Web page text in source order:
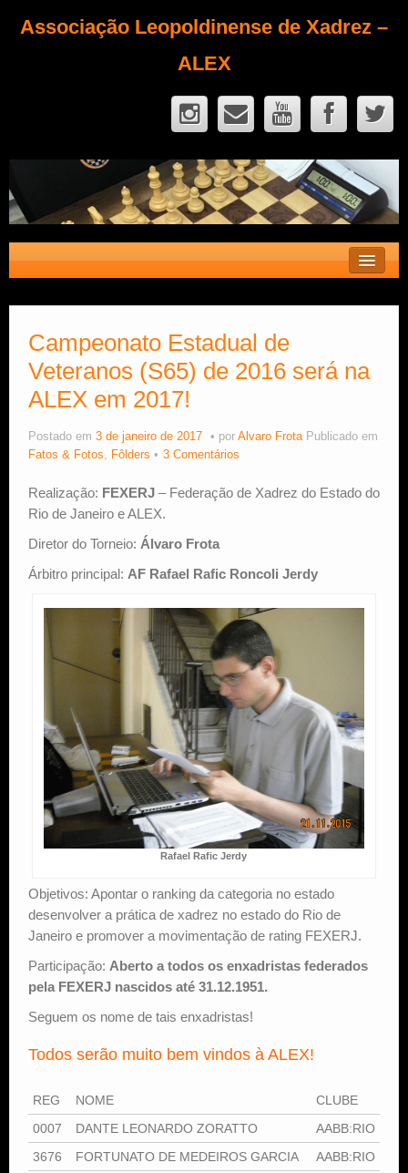
Associação Leopoldinense de Xadrez –
ALEX
Fique Sócio
Quem Somos?
Calendário
Estude Xadrez
Campeonato Estadual de
Veteranos (S65) de 2016 será na
ALEX em 2017!
Postado em 3 de janeiro de 2017 por Alvaro Frota Publicado em
Fatos & Fotos, Fôlders 3 Comentários
Realização: FEXERJ – Federação de Xadrez do Estado do
Rio de Janeiro e ALEX.
Diretor do Torneio: Álvaro Frota
Árbitro principal: AF Rafael Rafic Roncoli Jerdy
Rafael Rafic Jerdy
Objetivos: Apontar o ranking da categoria no estado
desenvolver a prática de xadrez no estado do Rio de
Janeiro e promover a movimentação de rating FEXERJ.
Participação: Aberto a todos os enxadristas federados
pela FEXERJ nascidos até 31.12.1951.
Seguem os nome de tais enxadristas!
Todos serão muito bem vindos à ALEX!
REG NOME
CLUBE
0007
DANTE LEONARDO ZORATTO
AABB:RIO
3676
FORTUNATO DE MEDEIROS GARCIA
AABB:RIO